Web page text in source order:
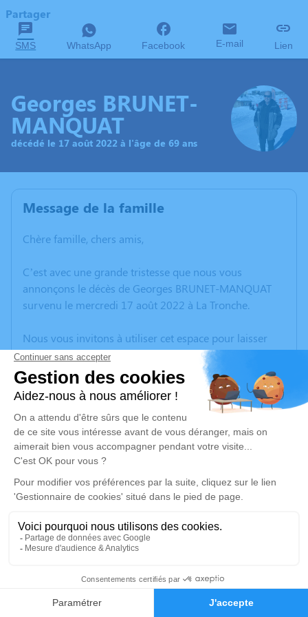
Faire-part Hommages
Partager
SMS WhatsApp Facebook E-mail Lien
Georges BRUNET-
MANQUAT
décédé le 17 août 2022 à l'âge de 69 ans
Message de la famille
Chère famille, chers amis,
C’est avec une grande tristesse que nous vous
annonçons le décès de Georges BRUNET-MANQUAT
survenu le mercredi 17 août 2022 à La Tronche.
Nous vous invitons à utiliser cet espace pour laisser
vos condoléances, partager des photos souvenirs, une
anecdote ou exprimer vos pensées à travers des
poèmes ou des textes. Cet endroit est un lieu
d'expression dédié à honorer la mémoire de Georges
BRUNET-MANQUAT.
Un service de plantation d’arbre hommage est
disponible ici.
Je rends hommage
Cérémonie religieuse
Église Saint Laurent de Le Bourg-d'Oisans
38520 Le Bourg-d'Oisans